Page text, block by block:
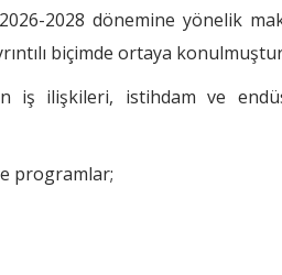
2028 dönemine yönelik
biçimde ortaya
iş ilişkileri, istihdam ve
programlar;